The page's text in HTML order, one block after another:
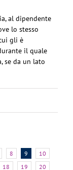
al dipendente
lo stesso
gli è
il quale
se da un lato
8 9
10
18 19
20